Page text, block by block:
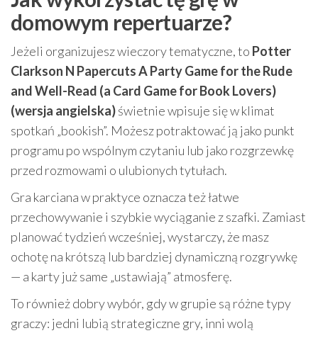
domowym repertuarze?
Jeżeli organizujesz wieczory tematyczne, to Potter
Clarkson N Papercuts A Party Game for the Rude
and Well-Read (a Card Game for Book Lovers)
(wersja angielska)świetnie wpisuje się w klimat
spotkań „bookish”. Możesz potraktować ją jako punkt
programu po wspólnym czytaniu lub jako rozgrzewkę
przed rozmowami o ulubionych tytułach.
Gra karciana w praktyce oznacza też łatwe
przechowywanie i szybkie wyciąganie z szafki. Zamiast
planować tydzień wcześniej, wystarczy, że masz
ochotę na krótszą lub bardziej dynamiczną rozgrywkę
— a karty już same „ustawiają” atmosferę.
To również dobry wybór, gdy w grupie są różne typy
graczy: jedni lubią strategiczne gry, inni wolą